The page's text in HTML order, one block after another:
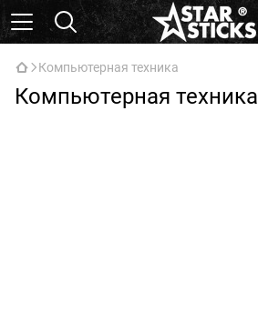
Компьютерная техника
Компьютерная техника